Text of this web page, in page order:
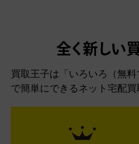
全く新しい
買取王子は「いろいろ（無
で簡単にできるネット宅配買